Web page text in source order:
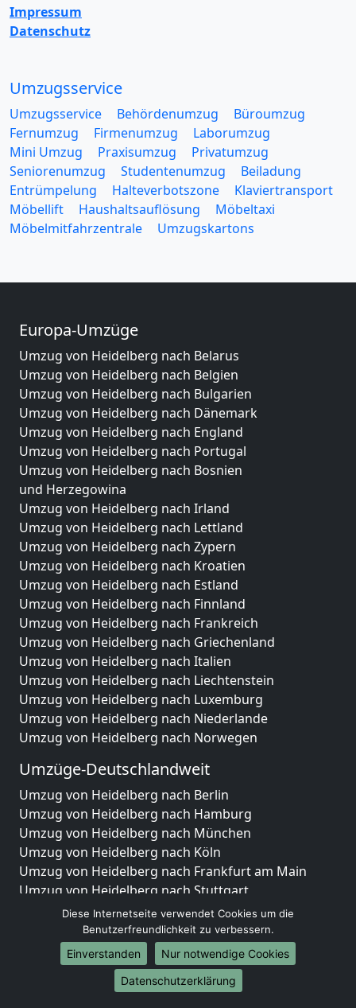
Impressum
Datenschutz
Umzugsservice
Umzugsservice Behördenumzug
Büroumzug
Fernumzug
Firmenumzug
Laborumzug
Mini Umzug
Praxisumzug
Privatumzug
Seniorenumzug
Studentenumzug
Beiladung
Entrümpelung
Halteverbotszone
Klaviertransport
Möbellift
Haushaltsauflösung
Möbeltaxi
Möbelmitfahrzentrale
Umzugskartons
Europa-Umzüge
Umzug von Heidelberg nach Belarus
Umzug von Heidelberg nach Belgien
Umzug von Heidelberg nach Bulgarien
Umzug von Heidelberg nach Dänemark
Umzug von Heidelberg nach England
Umzug von Heidelberg nach Portugal
Umzug von Heidelberg nach Bosnien
und Herzegowina
Umzug von Heidelberg nach Irland
Umzug von Heidelberg nach Lettland
Umzug von Heidelberg nach Zypern
Umzug von Heidelberg nach Kroatien
Umzug von Heidelberg nach Estland
Umzug von Heidelberg nach Finnland
Umzug von Heidelberg nach Frankreich
Umzug von Heidelberg nach Griechenland
Umzug von Heidelberg nach Italien
Umzug von Heidelberg nach Liechtenstein
Umzug von Heidelberg nach Luxemburg
Umzug von Heidelberg nach Niederlande
Umzug von Heidelberg nach Norwegen
Umzüge-Deutschlandweit
Umzug von Heidelberg nach Berlin
Umzug von Heidelberg nach Hamburg
Umzug von Heidelberg nach München
Umzug von Heidelberg nach Köln
Umzug von Heidelberg nach Frankfurt am Main
Umzug von Heidelberg nach Stuttgart
Umzug von Heidelberg nach Düsseldorf
Umzug von Heidelberg nach Leipzig
Umzug von Heidelberg nach Dortmund
Umzug von Heidelberg nach Essen
Umzug von Heidelberg nach Bremen
Diese Internetseite verwendet Cookies um die
Benutzerfreundlichkeit zu verbessern.
Einverstanden
Nur notwendige Cookies
Datenschutzerklärung